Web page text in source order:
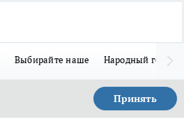
Выбирайте наше Народный герой-
Принять